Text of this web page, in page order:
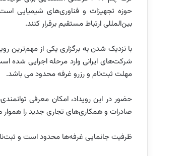
حوزه تجهیزات و فناوری‌های شیمیایی
بین‌المللی ارتباط مستقیم برقرار کنند.
با نزدیک شدن به برگزاری یکی از مهم‌ترین
شرکت‌های ایرانی وارد مرحله اجرایی شده
مهلت ثبت‌نام و رزرو غرفه محدود می باشد.
حضور در این رویداد، امکان معرفی
صادرات و همکاری‌های تجاری جدید را هموار
ظرفیت جانمایی غرفه‌ها محدود است و